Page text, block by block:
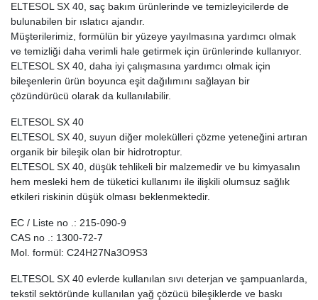
ELTESOL SX 40, saç bakım ürünlerinde ve temizleyicilerde de
bulunabilen bir ıslatıcı ajandır.
Müşterilerimiz, formülün bir yüzeye yayılmasına yardımcı olmak
ve temizliği daha verimli hale getirmek için ürünlerinde kullanıyor.
ELTESOL SX 40, daha iyi çalışmasına yardımcı olmak için
bileşenlerin ürün boyunca eşit dağılımını sağlayan bir
çözündürücü olarak da kullanılabilir.
ELTESOL SX 40
ELTESOL SX 40, suyun diğer molekülleri çözme yeteneğini artıran
organik bir bileşik olan bir hidrotroptur.
ELTESOL SX 40, düşük tehlikeli bir malzemedir ve bu kimyasalın
hem mesleki hem de tüketici kullanımı ile ilişkili olumsuz sağlık
etkileri riskinin düşük olması beklenmektedir.
EC / Liste no .: 215-090-9
CAS no .: 1300-72-7
Mol. formül: C24H27Na3O9S3
ELTESOL SX 40 evlerde kullanılan sıvı deterjan ve şampuanlarda,
tekstil sektöründe kullanılan yağ çözücü bileşiklerde ve baskı